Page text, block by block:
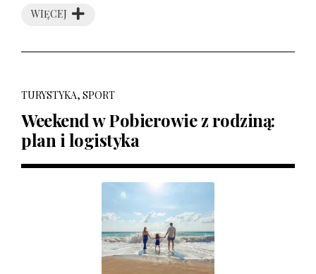
WIĘCEJ
TURYSTYKA, SPORT
Weekend w Pobierowie z rodziną:
plan i logistyka